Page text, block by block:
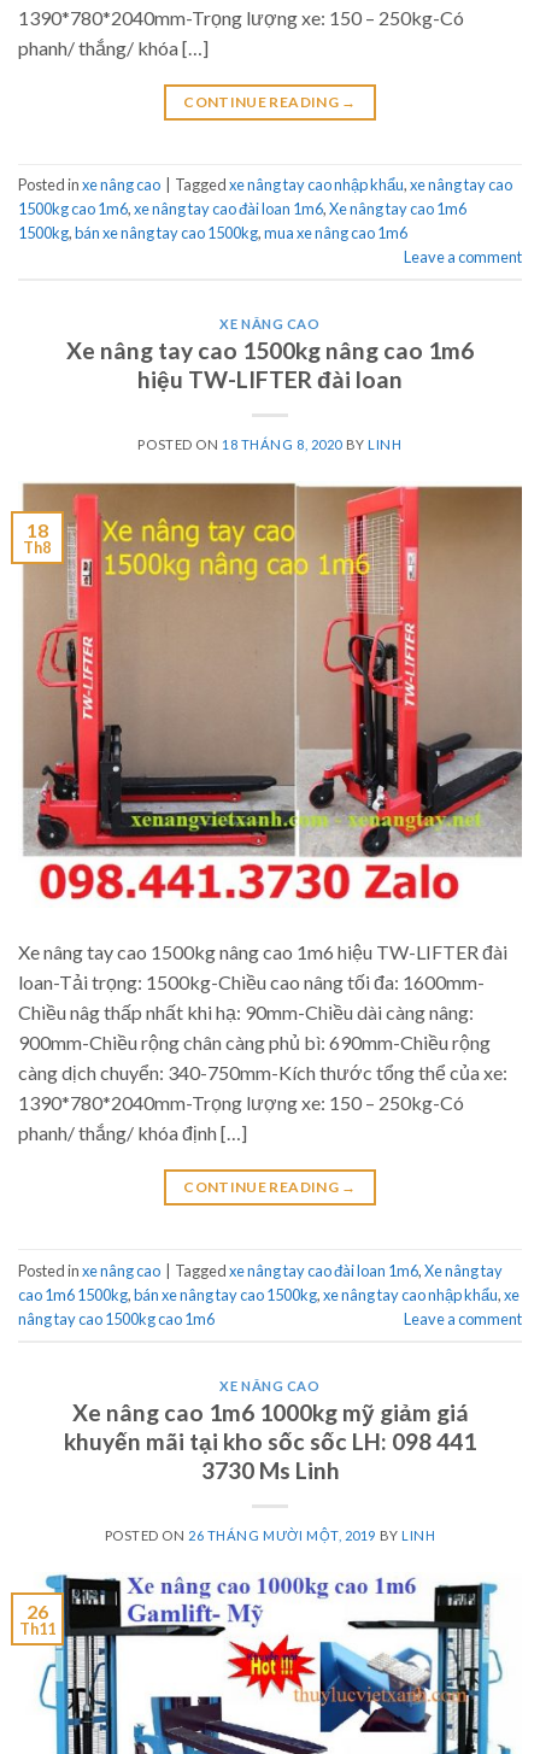
1390*780*2040mm-Trọng lượng xe: 150 – 250kg-Có
phanh/ thắng/ khóa […]
CONTINUE READING →
Posted inxe nâng cao Taggedxe nâng tay cao nhập khẩu,xe nâng tay cao
1500kg cao 1m6,xe nâng tay cao đài loan 1m6,Xe nâng tay cao 1m6
1500kg,bán xe nâng tay cao 1500kg,mua xe nâng cao 1m6
Leave a comment
XE NÂNG CAO
Xe nâng tay cao 1500kg nâng cao 1m6
hiệu TW-LIFTER đài loan
POSTED ON 18 THÁNG 8, 2020 BYLINH
18
Th8
Xe nâng tay cao 1500kg nâng cao 1m6 hiệu TW-LIFTER đài
loan-Tải trọng: 1500kg-Chiều cao nâng tối đa: 1600mm-
Chiều nâg thấp nhất khi hạ: 90mm-Chiều dài càng nâng:
900mm-Chiều rộng chân càng phủ bì: 690mm-Chiều rộng
càng dịch chuyển: 340-750mm-Kích thước tổng thể của xe:
1390*780*2040mm-Trọng lượng xe: 150 – 250kg-Có
phanh/ thắng/ khóa định […]
CONTINUE READING →
Posted inxe nâng cao Taggedxe nâng tay cao đài loan 1m6,Xe nâng tay
cao 1m6 1500kg,bán xe nâng tay cao 1500kg,xe nâng tay cao nhập khẩu,xe
nâng tay cao 1500kg cao 1m6
Leave a comment
XE NÂNG CAO
Xe nâng cao 1m6 1000kg mỹ giảm giá
khuyến mãi tại kho sốc sốc LH: 098 441
3730 Ms Linh
POSTED ON 26 THÁNG MƯỜI MỘT, 2019 BYLINH
26
Th11